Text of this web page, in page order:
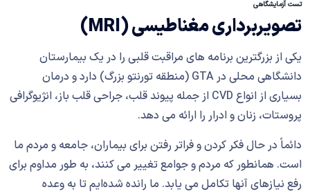
تست آزمایشگاهی
تصویربرداری مغناطیسی(MRI)
یکی از بزرگترین برنامه های مراقبت قلبی را در یک بیمارستان
دانشگاهی محلی در GTA (منطقه تورنتو بزرگ) دارد و درمان
بسیاری از انواع CVD از جمله پیوند قلب، جراحی قلب باز، انژیوگرافی
پروستات، زنان و ادرار را ارائه می دهد.
دائماً در حال فکر کردن و فراتر رفتن برای بیماران، جامعه و مردم ما
است. همانطور که مردم و جوامع تغییر می کنند، به طور مداوم برای
رفع نیازهای آنها تکامل می یابد. ما رانده شده‌ایم تا به وعده